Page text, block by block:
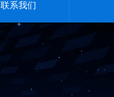
联系我们